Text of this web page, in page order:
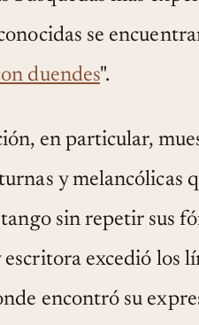
se
duendes".
en particular,
y melancólicas
sin repetir sus
excedió los
encontró su